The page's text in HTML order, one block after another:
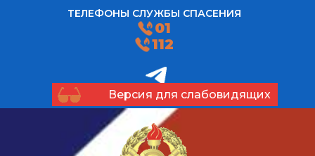
ТЕЛЕФОНЫ СЛУЖБЫ СПАСЕНИЯ
01
112
Версия для слабовидящих